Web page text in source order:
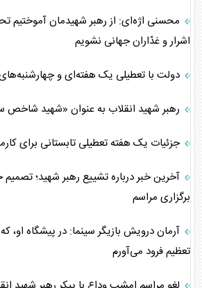
محسنی اژه‌ای: از رهبر شهیدمان آموختیم
اشرار و غدّاران جهانی نشویم
دولت با تعطیلی یک هفته‌ای و
رهبر شهید انقلاب به عنوان «شهید
جزئیات یک هفته تعطیلی تابستانی برای
آخرین خبر درباره تشییع رهبر شهید؛ تصمیم
برگزاری مراسم
آرمان درویش بازیگر سینما: در پیشگاه او،
تعظیم فرود می‌آورم